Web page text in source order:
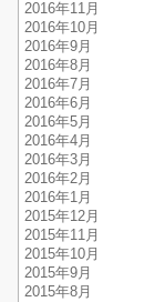
2016年11月
2016年10月
2016年9月
2016年8月
2016年7月
2016年6月
2016年5月
2016年4月
2016年3月
2016年2月
2016年1月
2015年12月
2015年11月
2015年10月
2015年9月
2015年8月